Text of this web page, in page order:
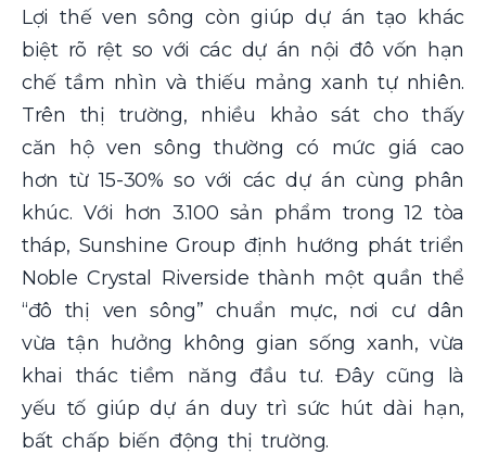
Lợi thế ven sông còn giúp dự án tạo khác
biệt rõ rệt so với các dự án nội đô vốn hạn
chế tầm nhìn và thiếu mảng xanh tự nhiên.
Trên thị trường, nhiều khảo sát cho thấy
căn hộ ven sông thường có mức giá cao
hơn từ 15-30% so với các dự án cùng phân
khúc. Với hơn 3.100 sản phẩm trong 12 tòa
tháp, Sunshine Group định hướng phát triển
Noble Crystal Riverside thành một quần thể
“đô thị ven sông” chuẩn mực, nơi cư dân
vừa tận hưởng không gian sống xanh, vừa
khai thác tiềm năng đầu tư. Đây cũng là
yếu tố giúp dự án duy trì sức hút dài hạn,
bất chấp biến động thị trường.